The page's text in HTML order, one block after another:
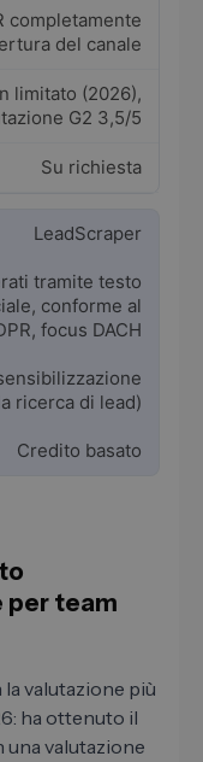
completamente
del canale
limitato (2026),
G2 3,5/5
Su richiesta
LeadScraper
tramite testo
conforme al
focus DACH
ricerca di lead)
Credito basato
per team
valutazione più
ha ottenuto il
valutazione